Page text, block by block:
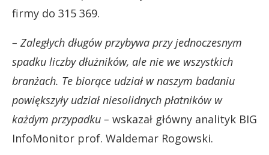
firmy do 315 369.
– Zaległych długów przybywa przy jednoczesnym
spadku liczby dłużników, ale nie we wszystkich
branżach. Te biorące udział w naszym badaniu
powiększyły udział niesolidnych płatników w
każdym przypadku – wskazał główny analityk BIG
InfoMonitor prof. Waldemar Rogowski.